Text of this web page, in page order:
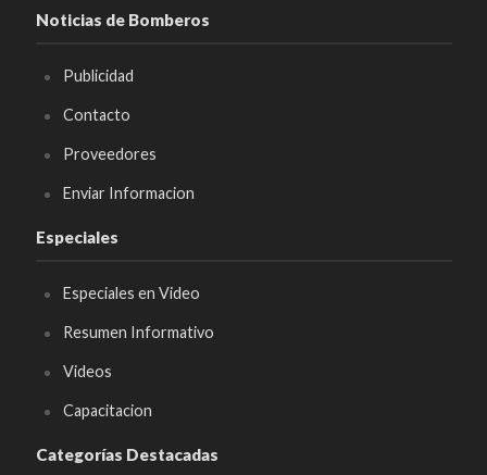
Noticias de Bomberos
Publicidad
Contacto
Proveedores
Enviar Informacion
Especiales
Especiales en Video
Resumen Informativo
Videos
Capacitacion
Categorías Destacadas